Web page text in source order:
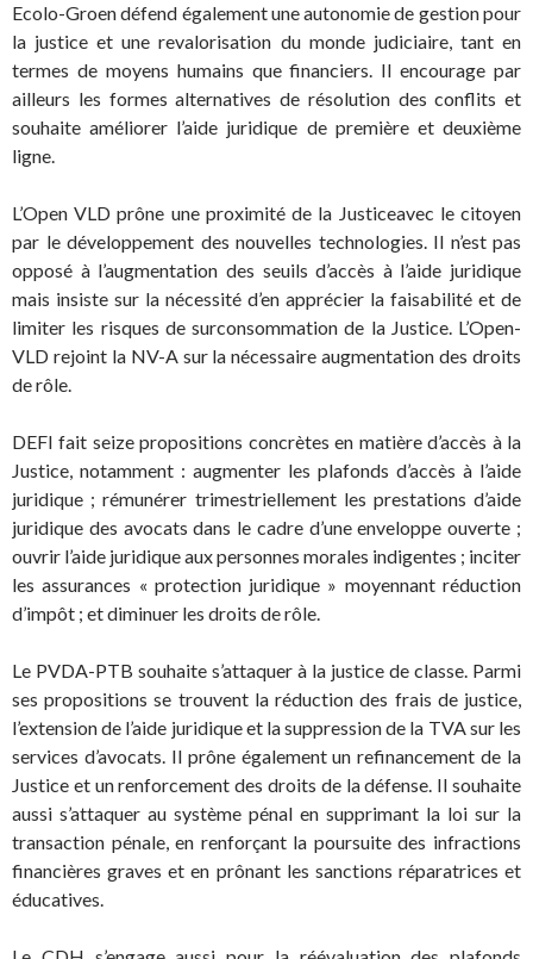
Ecolo-Groen défend également une autonomie de gestion pour
la justice et une revalorisation du monde judiciaire, tant en
termes de moyens humains que financiers. Il encourage par
ailleurs les formes alternatives de résolution des conflits et
souhaite améliorer l’aide juridique de première et deuxième
ligne.
L’Open VLD prône une proximité de la Justiceavec le citoyen
par le développement des nouvelles technologies. Il n’est pas
opposé à l’augmentation des seuils d’accès à l’aide juridique
mais insiste sur la nécessité d’en apprécier la faisabilité et de
limiter les risques de surconsommation de la Justice. L’Open-
VLD rejoint la NV-A sur la nécessaire augmentation des droits
de rôle.
DEFI fait seize propositions concrètes en matière d’accès à la
Justice, notamment : augmenter les plafonds d’accès à l’aide
juridique ; rémunérer trimestriellement les prestations d’aide
juridique des avocats dans le cadre d’une enveloppe ouverte ;
ouvrir l’aide juridique aux personnes morales indigentes ; inciter
les assurances « protection juridique » moyennant réduction
d’impôt ; et diminuer les droits de rôle.
Le PVDA-PTB souhaite s’attaquer à la justice de classe. Parmi
ses propositions se trouvent la réduction des frais de justice,
l’extension de l’aide juridique et la suppression de la TVA sur les
services d’avocats. Il prône également un refinancement de la
Justice et un renforcement des droits de la défense. Il souhaite
aussi s’attaquer au système pénal en supprimant la loi sur la
transaction pénale, en renforçant la poursuite des infractions
financières graves et en prônant les sanctions réparatrices et
éducatives.